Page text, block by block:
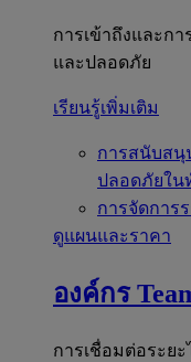
การเข้าถึงและก
และปลอดภัย
เรียนรู้เพิ่มเติม
การสนับสนุ
ปลอดภัยใน
การจัดการ
ดูแผนและราคา
องค์กร
การเชื่อมต่อระย